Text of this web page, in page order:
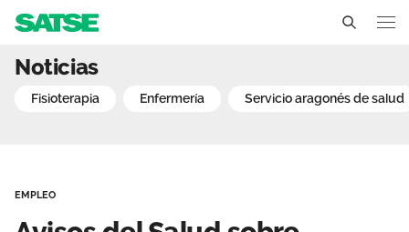
Delegados Sindicales
Aragón
Avisos del Salud sobre
Noticias
fisioterapia enfermería servicio aragonés de salud
EMPLEO